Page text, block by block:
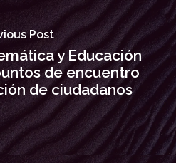
Post
y Educación
de encuentro
de ciudadanos